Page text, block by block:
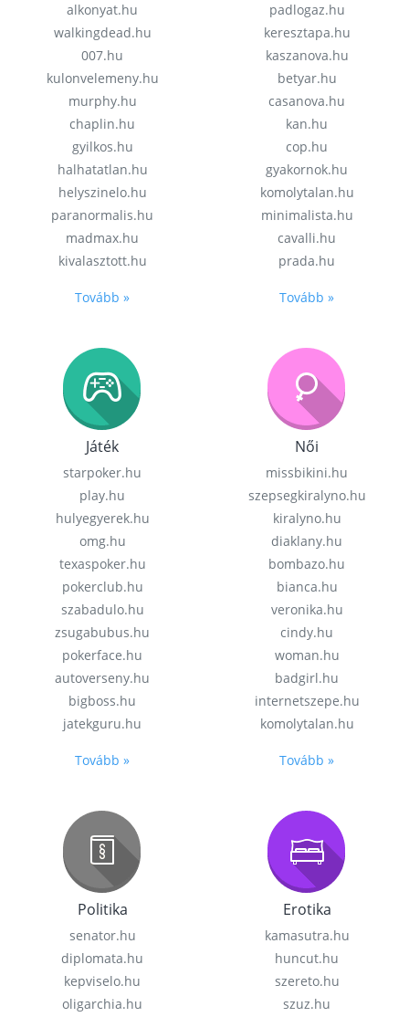
alkonyat.hu
walkingdead.hu
007.hu
kulonvelemeny.hu
murphy.hu
chaplin.hu
gyilkos.hu
halhatatlan.hu
helyszinelo.hu
paranormalis.hu
madmax.hu
kivalasztott.hu
Tovább »
padlogaz.hu
keresztapa.hu
kaszanova.hu
betyar.hu
casanova.hu
kan.hu
cop.hu
gyakornok.hu
komolytalan.hu
minimalista.hu
cavalli.hu
prada.hu
Tovább »
Játék
starpoker.hu
play.hu
hulyegyerek.hu
omg.hu
texaspoker.hu
pokerclub.hu
szabadulo.hu
zsugabubus.hu
pokerface.hu
autoverseny.hu
bigboss.hu
jatekguru.hu
Tovább »
Női
missbikini.hu
szepsegkiralyno.hu
kiralyno.hu
diaklany.hu
bombazo.hu
bianca.hu
veronika.hu
cindy.hu
woman.hu
badgirl.hu
internetszepe.hu
komolytalan.hu
Tovább »
Politika
senator.hu
diplomata.hu
kepviselo.hu
oligarchia.hu
Erotika
kamasutra.hu
huncut.hu
szereto.hu
szuz.hu